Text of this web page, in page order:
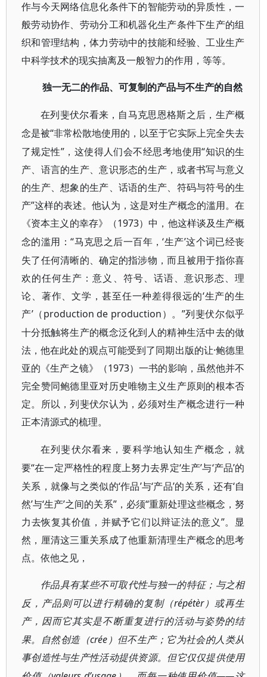
作与今天网络信息化条件下的智能劳动的异质性，一
般劳动协作、劳动分工和机器化生产条件下生产的组
织和管理结构，体力劳动中的技能和经验、工业生产
中科学技术的现实抽离及一般智力的作用，等等。
独一无二的作品、可复制的产品与不生产的自然
在列斐伏尔看来，自马克思恩格斯之后，生产概
念是被“非常松散地使用的，以至于它实际上完全失去
了规定性”，这使得人们会不经思考地使用“知识的生
产、语言的生产、意识形态的生产，或者书写与意义
的生产、想象的生产、话语的生产、符码与符号的生
产”这样的表述。他认为，这是对生产概念的滥用。在
《资本主义的幸存》（1973）中，他这样谈及生产概
念的滥用：“马克思之后一百年，‘生产’这个词已经丧
失了任何清晰的、确定的指涉物，而且被用于指你喜
欢的任何生产：意义、符号、话语、意识形态、理
论、著作、文学，甚至任一种差得很远的‘生产的生
产’（production de production ）。 ”列斐伏尔似乎
十分抵触将生产的概念泛化到人的精神生活中去的做
法，他在此处的观点可能受到了同期出版的让·鲍德里
亚的《生产之镜》（1973）一书的影响，虽然他并不
完全赞同鲍德里亚对历史唯物主义生产原则的根本否
定。所以，列斐伏尔认为，必须对生产概念进行一种
正本清源式的梳理。
在列斐伏尔看来，要科学地认知生产概念，就
要“在一定严格性的程度上努力去界定‘生产’与‘产品’的
关系，就像与之类似的‘作品’与‘产品’的关系，还有‘自
然’与‘生产’之间的关系”，必须“重新处理这些概念，努
力去恢复其价值，并赋予它们以辩证法的意义”。显
然，厘清这三重关系成了他重新清理生产概念的思考
点。依他之见，
作品具有某些不可取代性与独一的特征；与之相
反，产品则可以进行精确的复制（répétèr）或再生
产，因而它其实是不断重复进行的活动与姿势的结
果。自然创造（crée ）但不生产；它为社会的人类从
事创造性与生产性活动提供资源。但它仅仅提供使用